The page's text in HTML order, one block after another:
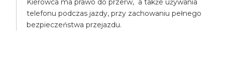
Kierowca ma prawo do przerw, a także używania
telefonu podczas jazdy, przy zachowaniu pełnego
bezpieczeństwa przejazdu.